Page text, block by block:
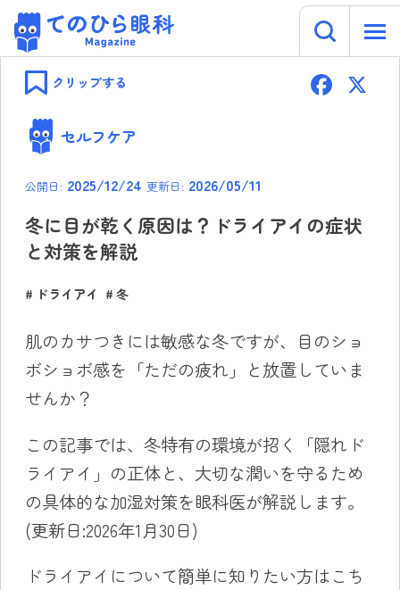
Skip
content
てのひら眼科 Magazine
セルフケア
クリップする F
ok
公開日: 2025/12/24 更新日: 2026/05/11
冬に目が乾く原因は？ドライアイの症状
と対策を解説
ドライアイ 冬
肌のカサつきには敏感な冬ですが、目のショ
ボショボ感を「ただの疲れ」と放置していま
せんか？
この記事では、冬特有の環境が招く「隠れド
ライアイ」の正体と、大切な潤いを守るため
の具体的な加湿対策を眼科医が解説します。
(更新日:2026年1月30日)
ドライアイについて簡単に知りたい方はこち